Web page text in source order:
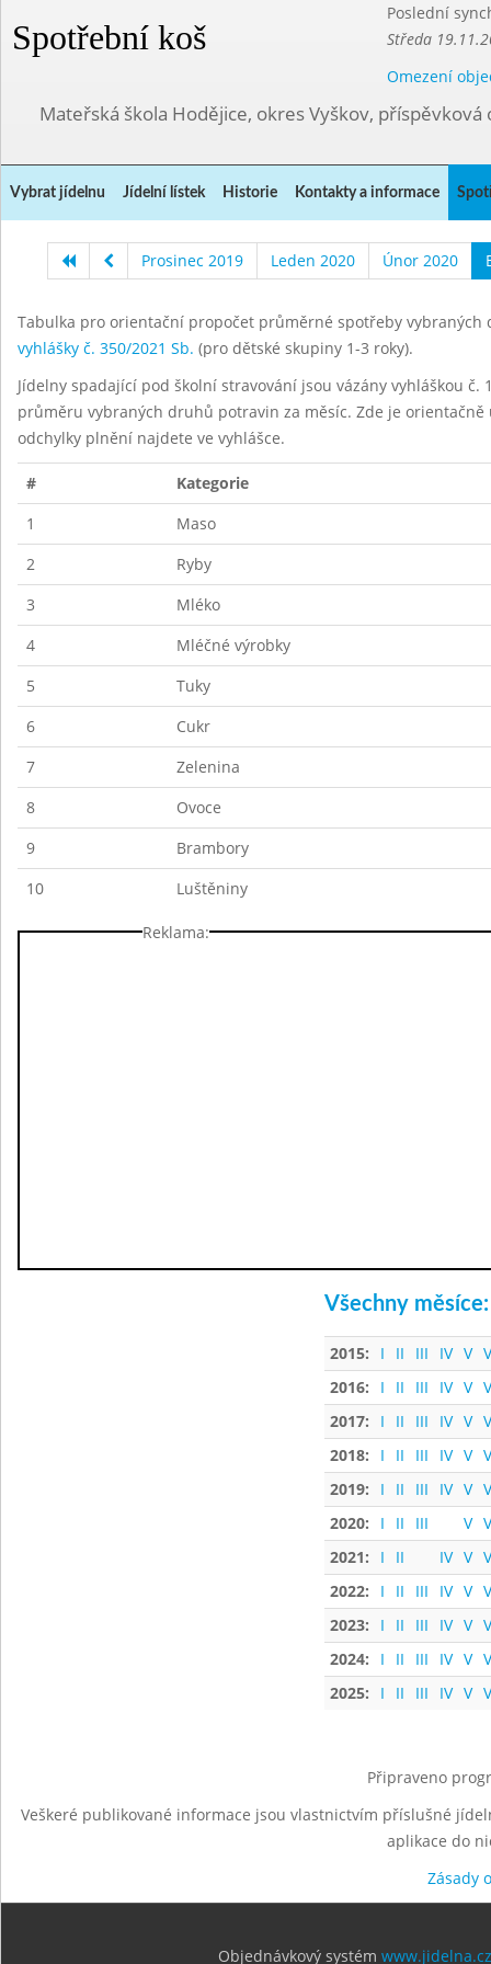
Spotřební koš
Poslední
Středa
Omezení
Mateřská škola Hodějice, okres Vyškov, příspěvková
Vybrat jídelnu Jídelní lístek Historie Kontakty a informace
Prosinec 2019 Leden 2020 Únor 2020
Tabulka pro orientační propočet průměrné spotřeby
vyhlášky č. 350/2021 Sb. (pro dětské skupiny 1-3 roky).
Jídelny spadající pod školní stravování jsou vázány vyhláškou
průměru vybraných druhů potravin za měsíc. Zde je
odchylky plnění najdete ve vyhlášce.
#
Kategorie
1
Maso
2
Ryby
3
Mléko
4
Mléčné výrobky
5
Tuky
6
Cukr
7
Zelenina
8
Ovoce
9
Brambory
10
Luštěniny
Reklama:
Všechny měsíce:
2015: I II III IV V
2016:
I II III IV V
2017:
I II III IV V
2018:
I II III IV V
2019:
I II III IV V
2020:
I II III V
2021:
I II IV V
2022:
I II III IV V
2023:
I II III IV V
2024:
I II III IV V
2025:
I II III IV V
Připraveno
Veškeré publikované informace jsou vlastnictvím příslušné
aplikace do
Zásady
Objednávkový systém www.jidelna.cz